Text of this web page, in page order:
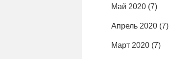
Май 2020 (7)
Апрель 2020 (7)
Март 2020 (7)